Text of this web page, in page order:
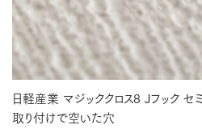
日軽産業 マジッククロス8 Jフック
取り付けで空いた穴